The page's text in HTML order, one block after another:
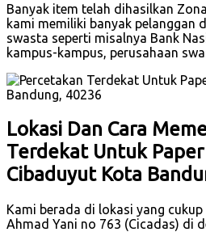
Banyak item telah dihasilkan
kami memiliki banyak pelanggan
swasta seperti misalnya Bank
kampus-kampus, perusahaan
Lokasi Dan Cara
Terdekat Untuk
Cibaduyut Kota
Kami berada di lokasi yang
Ahmad Yani no 763 (Cicadas) di